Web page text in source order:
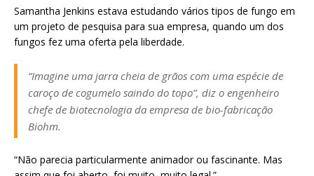
Samantha Jenkins estava estudando vários tipos de fungo em
um projeto de pesquisa para sua empresa, quando um dos
fungos fez uma oferta pela liberdade.
“Imagine uma jarra cheia de grãos com uma espécie de
caroço de cogumelo saindo do topo”, diz o engenheiro
chefe de biotecnologia da empresa de bio-fabricação
Biohm.
“Não parecia particularmente animador ou fascinante. Mas